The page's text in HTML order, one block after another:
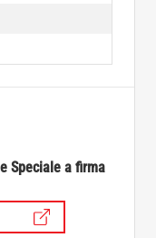
Speciale a firma